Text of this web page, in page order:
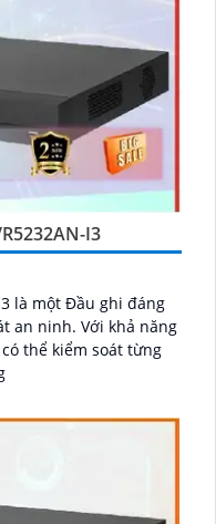
I3
là một Đầu ghi đáng
khả năng
thể kiểm soát từng